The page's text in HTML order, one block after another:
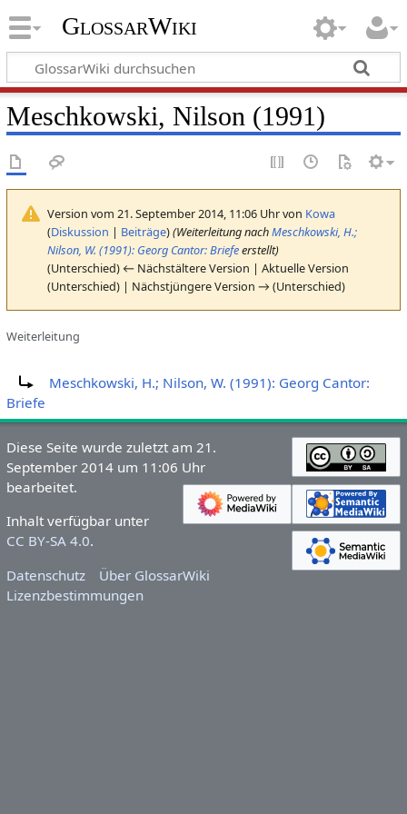
GlossarWiki
Meschkowski, Nilson (1991)
Version vom 21. September 2014, 11:06 Uhr von Kowa
(Diskussion | Beiträge)(Weiterleitung nachMeschkowski, H.;
Nilson, W. (1991): Georg Cantor: Briefeerstellt)
(Unterschied) ← Nächstältere Version | Aktuelle Version
(Unterschied) | Nächstjüngere Version → (Unterschied)
Weiterleitung
Meschkowski, H.; Nilson, W. (1991): Georg Cantor:
Briefe
Diese Seite wurde zuletzt am 21.
September 2014 um 11:06 Uhr
bearbeitet.
Inhalt verfügbar unter
CC BY-SA 4.0.
Datenschutz
Über GlossarWiki
Lizenzbestimmungen